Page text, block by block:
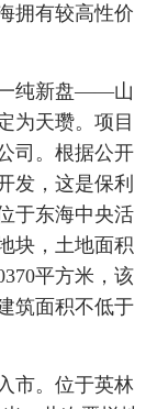
拥有较高性价
一纯新盘——山
为天瓒。项目
司。根据公开
发，这是保利
于东海中央活
块，土地面积
平方米，该
筑面积不低于
市。位于英林